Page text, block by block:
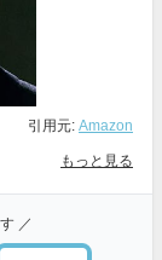
引用元: Amazon
もっと見る
／